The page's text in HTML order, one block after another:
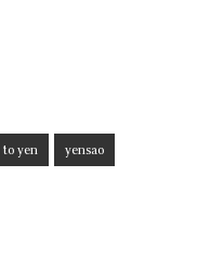
to yen yensao